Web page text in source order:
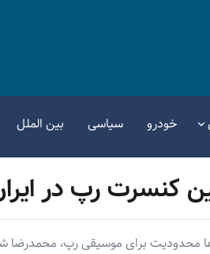
خودرو سیاسی بین الملل
کنسرت رپ در
محدودیت برای موسیقی رپ، محمدرضا